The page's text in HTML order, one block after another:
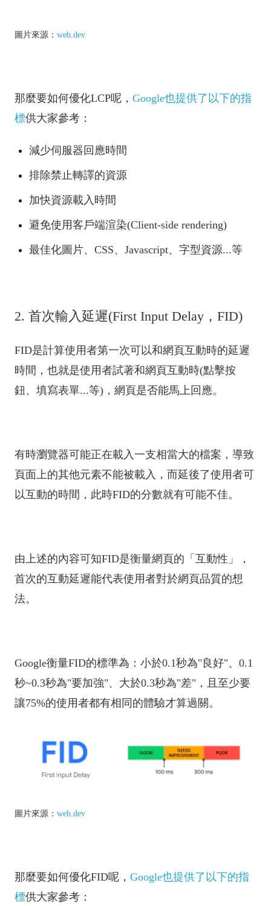
圖片來源： web.dev
那麼要如何優化LCP呢， Google也提供了以下的指
標供大家參考：
減少伺服器回應時間
排除禁止轉譯的資源
加快資源載入時間
避免使用客戶端渲染(Client-side rendering)
最佳化圖片、CSS、Javascript、字型資源...等
2. 首次輸入延遲(First Input Delay，FID)
FID是計算使用者第一次可以和網頁互動時的延遲
時間，也就是使用者試著和網頁互動時(點擊按
鈕、填寫表單...等)，網頁是否能馬上回應。
有時瀏覽器可能正在載入一支相當大的檔案，導致
頁面上的其他元素不能被載入，而延後了使用者可
以互動的時間，此時FID的分數就有可能不佳。
由上述的內容可知FID是衡量網頁的「互動性」，
首次的互動延遲能代表使用者對於網頁品質的想
法。
Google衡量FID的標準為：小於0.1秒為"良好"、0.1
秒~0.3秒為"要加強"、大於0.3秒為"差"，且至少要
讓75%的使用者都有相同的體驗才算過關。
圖片來源： web.dev
那麼要如何優化FID呢， Google也提供了以下的指
標供大家參考：